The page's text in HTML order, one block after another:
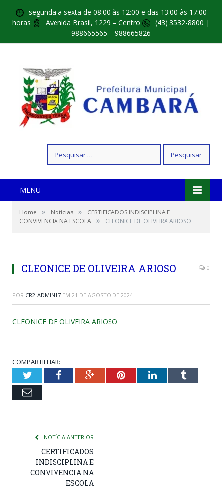
segunda a sexta de 08:00 às 12:00 e das 13:00 às 17:00
horas
Avenida Brasil, 1229 – Centro
(43) 3532-8800 |
988665565 | 988665826
por:
MENU
Home » Notícias »
CERTIFICADOS INDISCIPLINA E
CONVIVENCIA NA ESCOLA » CLEONICE DE OLIVEIRA ARIOSO
CLEONICE DE OLIVEIRA ARIOSO 0
POR CR2-ADMIN17 EM 21 DE AGOSTO DE 2024
CLEONICE DE OLIVEIRA ARIOSO
COMPARTILHAR:
TwitterFacebookGoogle+PinterestLinkedInTumblr
Email
NOTÍCIA ANTERIOR
CERTIFICADOS
INDISCIPLINA E
CONVIVENCIA NA
ESCOLA